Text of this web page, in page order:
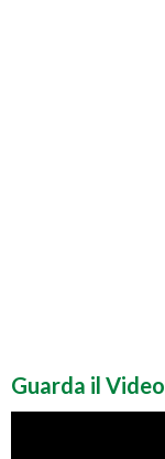
Guarda il Video